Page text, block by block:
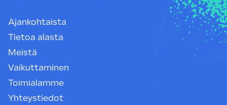
Ajankohtaista
Tietoa alasta
Meistä
Vaikuttaminen
Toimialamme
Yhteystiedot